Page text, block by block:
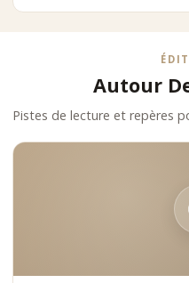
Autour
Pistes de lecture et repères